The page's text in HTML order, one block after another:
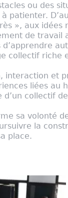
ou des
patienter.
», aux idées
de travail
collectif riche
et
liées au
collectif
sa volonté
la
place.